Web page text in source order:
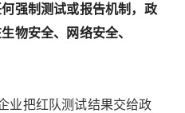
强制测试或报告机制，政
物安全、网络安全、
业把红队测试结果交给政